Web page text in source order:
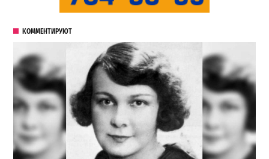
КОММЕНТИРУЮТ